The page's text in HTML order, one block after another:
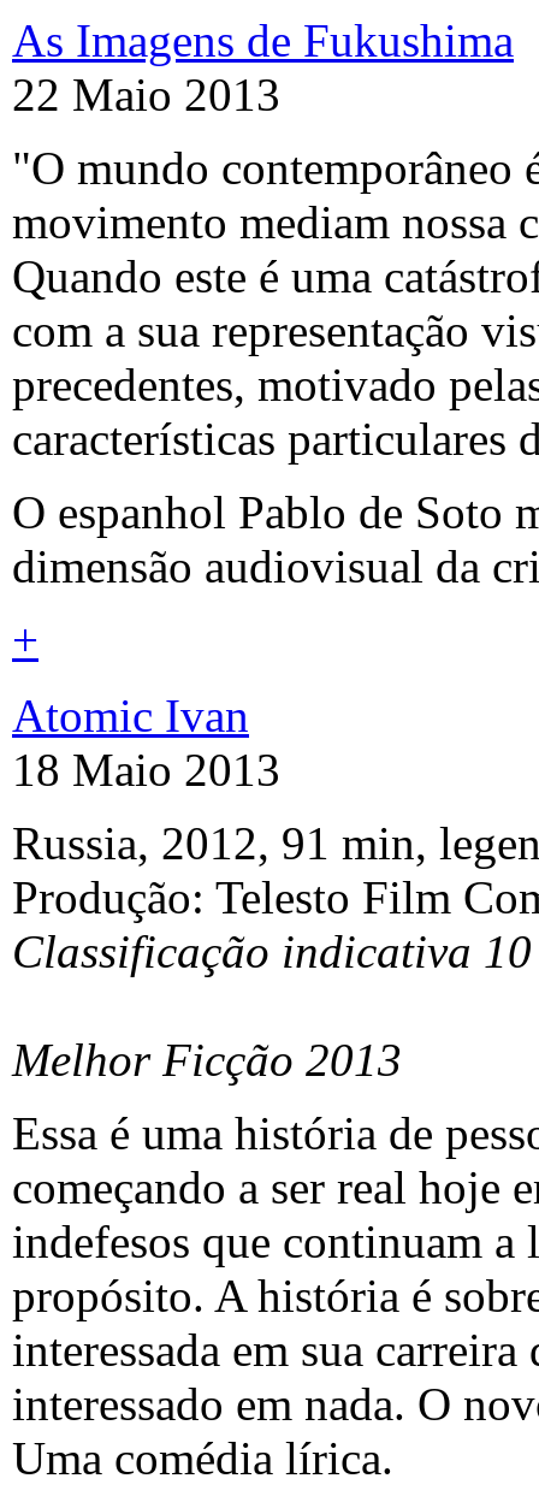
As Imagens de Fukushima
22 Maio 2013
"O mundo contemporâneo
movimento mediam nossa
Quando este é uma
com a sua representação
precedentes, motivado
características particulares
O espanhol Pablo de Soto
dimensão audiovisual da
+
Atomic Ivan
18 Maio 2013
Russia, 2012, 91 min,
Produção: Telesto Film
Classificação indicativa 10
Melhor Ficção 2013
Essa é uma história de
começando a ser real hoje
indefesos que continuam
propósito. A história é
interessada em sua
interessado em nada. O
Uma comédia lírica.